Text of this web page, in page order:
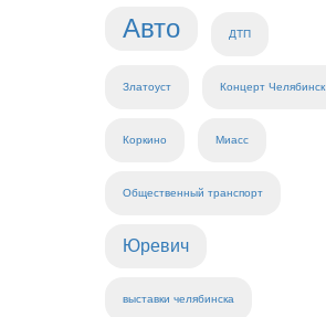
Авто ДТП
Златоуст Концерт Челябинск
Коркино Миасс
Общественный транспорт
Юревич
выставки челябинска